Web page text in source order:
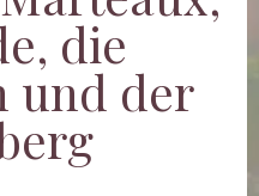
die
und der